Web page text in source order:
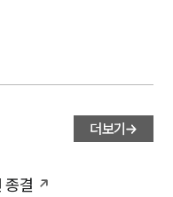
더보기
종결